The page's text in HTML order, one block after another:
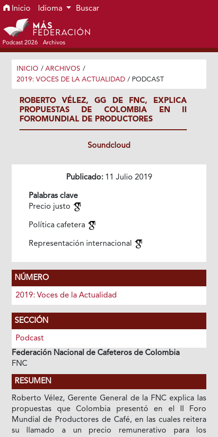
Ir al menú de navegación principal
Ir al contenido principal
Ir al pie de página del sitio
Inicio Idioma Buscar
Podcast 2026 Archivos
INICIO / ARCHIVOS /
2019: VOCES DE LA ACTUALIDAD / PODCAST
ROBERTO VÉLEZ, GG DE FNC, EXPLICA
PROPUESTAS DE COLOMBIA EN II
FOROMUNDIAL DE PRODUCTORES
Soundcloud
Publicado:11 Julio 2019
Palabras clave
Precio justo
Política cafetera
Representación internacional
NÚMERO
2019: Voces de la Actualidad
SECCIÓN
Podcast
Federación Nacional de Cafeteros de Colombia
FNC
RESUMEN
Roberto Vélez, Gerente General de la FNC explica las
propuestas que Colombia presentó en el II Foro
Mundial de Productores de Café, en las cuales reitera
su llamado a un precio remunerativo para los